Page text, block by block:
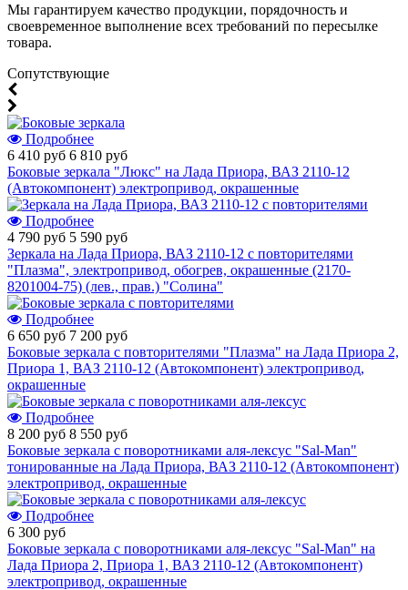
Мы гарантируем качество продукции, порядочность и
своевременное выполнение всех требований по пересылке
товара.
Cопутствующие
Подробнее
6 410 руб 6 810 руб
Боковые зеркала "Люкс" на Лада Приора, ВАЗ 2110-12
(Автокомпонент) электропривод, окрашенные
Подробнее
4 790 руб 5 590 руб
Зеркала на Лада Приора, ВАЗ 2110-12 с повторителями
"Плазма", электропривод, обогрев, окрашенные (2170-
8201004-75) (лев., прав.) "Солина"
Подробнее
6 650 руб 7 200 руб
Боковые зеркала с повторителями "Плазма" на Лада Приора 2,
Приора 1, ВАЗ 2110-12 (Автокомпонент) электропривод,
окрашенные
Подробнее
8 200 руб 8 550 руб
Боковые зеркала с поворотниками аля-лексус "Sal-Man"
тонированные на Лада Приора, ВАЗ 2110-12 (Автокомпонент)
электропривод, окрашенные
Подробнее
6 300 руб
Боковые зеркала с поворотниками аля-лексус "Sal-Man" на
Лада Приора 2, Приора 1, ВАЗ 2110-12 (Автокомпонент)
электропривод, окрашенные